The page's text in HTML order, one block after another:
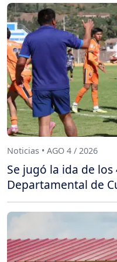
Noticias • AGO 4 / 2026
Se jugó la ida de
Departamental de